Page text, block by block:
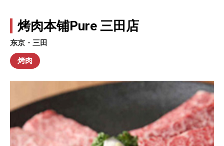
烤肉本铺Pure 三田店
东京・三田
烤肉